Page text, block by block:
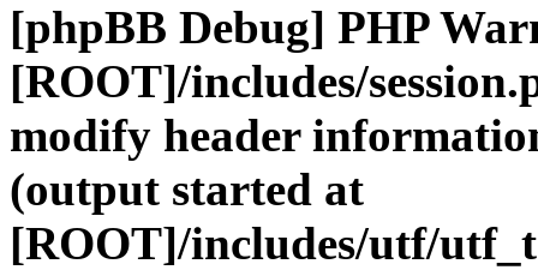
[phpBB Debug] PHP
[ROOT]/includes/
modify header
(output started at
[ROOT]/includes/utf/